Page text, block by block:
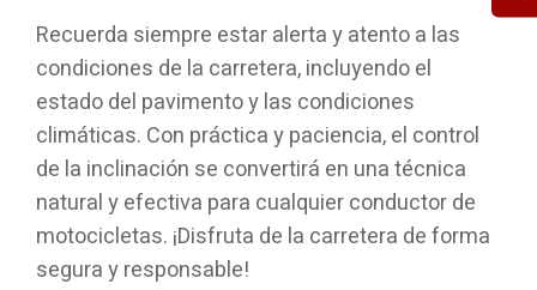
Recuerda siempre estar alerta y atento a las
condiciones de la carretera, incluyendo el
estado del pavimento y las condiciones
climáticas. Con práctica y paciencia, el control
de la inclinación se convertirá en una técnica
natural y efectiva para cualquier conductor de
motocicletas. ¡Disfruta de la carretera de forma
segura y responsable!